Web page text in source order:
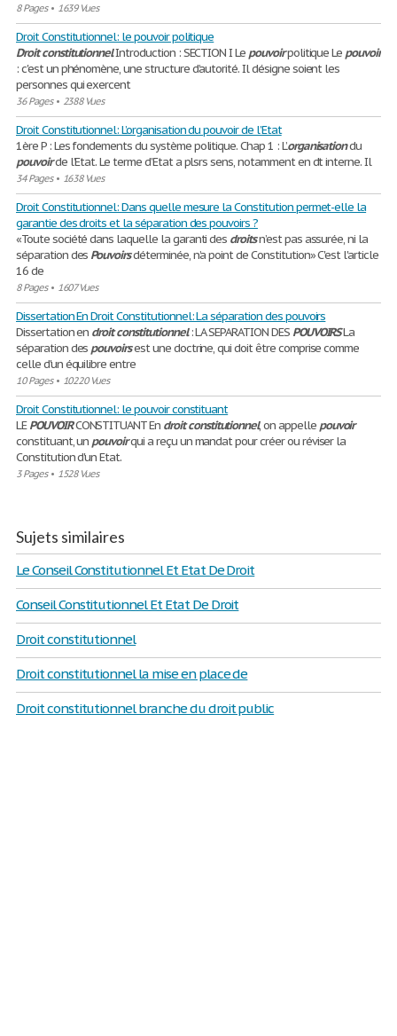
8 Pages• 1639 Vues
Droit Constitutionnel: le pouvoir politique
DroitconstitutionnelIntroduction : SECTION I Le pouvoirpolitique Le pouvoir
: c'est un phénomène, une structure d’autorité. Il désigne soient les
personnes qui exercent
36 Pages• 2388 Vues
Droit Constitutionnel: L’organisation du pouvoir de l’Etat
1ère P : Les fondements du système politique. Chap 1 : L’organisationdu
pouvoirde l’Etat. Le terme d’Etat a plsrs sens, notamment en dt interne. Il
34 Pages• 1638 Vues
Droit Constitutionnel: Dans quelle mesure la Constitution permet-elle la
garantie des droits et la séparation des pouvoirs ?
«Toute société dans laquelle la garanti des droitsn’est pas assurée, ni la
séparation des Pouvoirsdéterminée, n’a point de Constitution» C'est l'article
16 de
8 Pages• 1607 Vues
Dissertation En Droit Constitutionnel: La séparation des pouvoirs
Dissertation en droit constitutionnel: LA SEPARATION DES POUVOIRSLa
séparation des pouvoirsest une doctrine, qui doit être comprise comme
celle d'un équilibre entre
10 Pages• 10220 Vues
Droit Constitutionnel: le pouvoir constituant
LEPOUVOIRCONSTITUANT En droitconstitutionnel, on appelle pouvoir
constituant, un pouvoirqui a reçu un mandat pour créer ou réviser la
Constitution d'un Etat.
3 Pages• 1528 Vues
Sujets similaires
Le Conseil Constitutionnel Et Etat De Droit
Conseil Constitutionnel Et Etat De Droit
Droit constitutionnel
Droit constitutionnel la mise en place de
Droit constitutionnel branche du droit public